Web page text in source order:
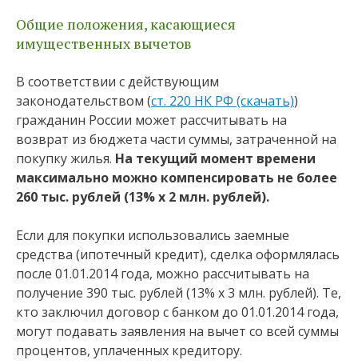
Общие положения, касающиеся
имущественных вычетов
В соответствии с действующим
законодательством (ст. 220 НК РФ (скачать))
гражданин России может рассчитывать на
возврат из бюджета части суммы, затраченной на
покупку жилья. На текущий момент времени
максимально можно компенсировать не более
260 тыс. рублей (13% х 2 млн. рублей).
Если для покупки использовались заемные
средства (ипотечный кредит), сделка оформлялась
после 01.01.2014 года, можно рассчитывать на
получение 390 тыс. рублей (13% х 3 млн. рублей). Те,
кто заключил договор с банком до 01.01.2014 года,
могут подавать заявления на вычет со всей суммы
процентов, уплаченных кредитору.